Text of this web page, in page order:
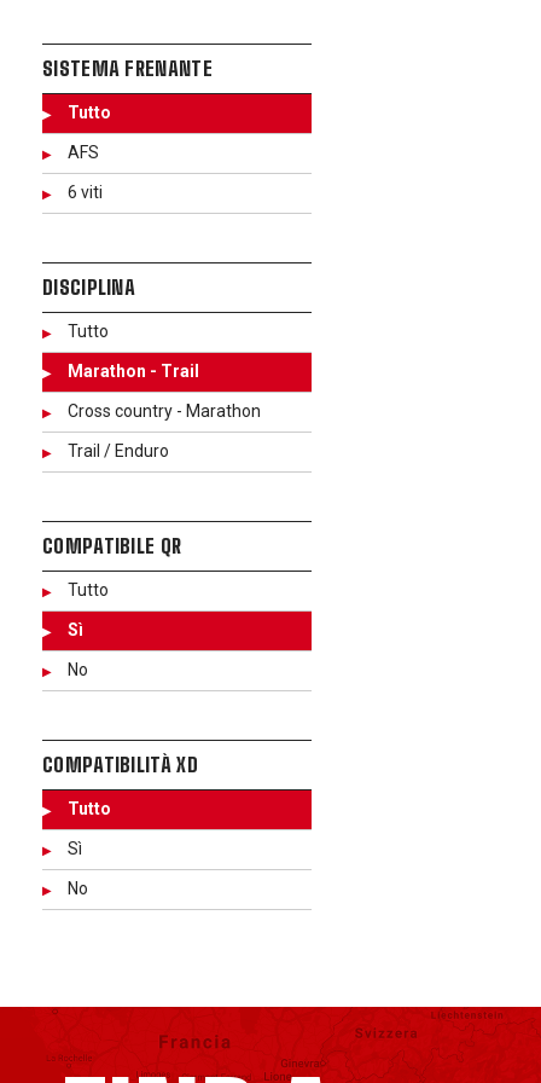
SISTEMA FRENANTE
Tutto
AFS
6 viti
DISCIPLINA
Tutto
Marathon - Trail
Cross country - Marathon
Trail / Enduro
COMPATIBILE QR
Tutto
Sì
No
COMPATIBILITÀ XD
Tutto
Sì
No